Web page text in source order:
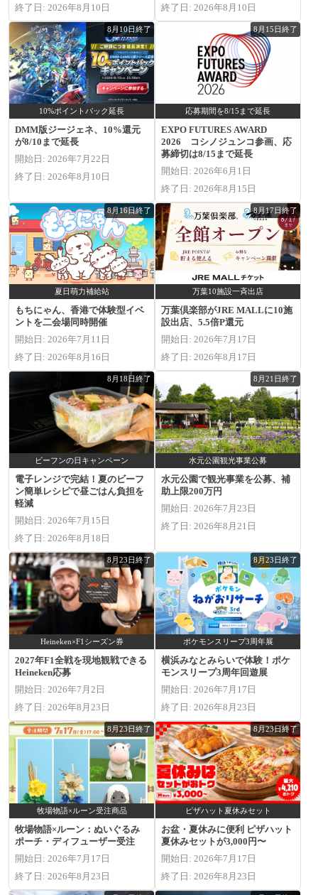
終了日: 2026年8月10日
終了日: 2026年8月10日
8月10日終了
10%ポイントバック延長
DMM版ジージェネ、10%還元
が8/10まで延長
開始日: 2026年7月22日
終了日: 2026年8月10日
8月15日終了
応募期間を8/15まで延長
EXPO FUTURES AWARD
2026 コシノジュンコ参画、応
募締切は8/15まで延長
開始日: 2026年6月1日
終了日: 2026年8月15日
8月16日終了
夏日萌力補給站
もちにゃん、香港で体験型イベ
ントを二会場同時開催
開始日: 2026年7月11日
終了日: 2026年8月16日
8月17日終了
万葉10施設一斉出店
万葉倶楽部がJRE MALLに10施
設出店、5.5倍P還元
開始日: 2026年7月17日
終了日: 2026年8月17日
8月18日終了
ビーフンの日キャンペーン
電子レンジで完結！夏のビーフ
ン簡単レシピで昼ごはん負担を
軽減
開始日: 2026年7月15日
終了日: 2026年8月18日
8月21日終了
水元公園観光事業公募
水元公園で観光事業を公募、補
助上限200万円
開始日: 2026年7月23日
終了日: 2026年8月21日
8月23日終了
Heineken×F1シーズン券
2027年F1全戦を現地観戦できる
Heineken応募
開始日: 2026年7月2日
終了日: 2026年8月23日
8月23日終了
ポケモンスリープ3周年展
横浜みなとみらいで体験！ポケ
モンスリープ3周年回遊展
開始日: 2026年7月17日
終了日: 2026年8月23日
8月23日終了
牧場物語×ルーン受注商品
牧場物語×ルーン：ぬいぐるみ
ポーチ・ディフューザー受注
開始日: 2026年7月17日
終了日: 2026年8月23日
8月23日終了
ピザハット夏休みセット
お盆・夏休みに便利 ピザハット
夏休みセットが3,000円〜
開始日: 2026年7月17日
終了日: 2026年8月23日